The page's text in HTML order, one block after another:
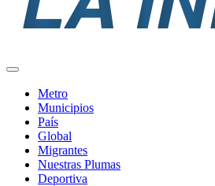
Metro
Municipios
País
Global
Migrantes
Nuestras Plumas
Deportiva